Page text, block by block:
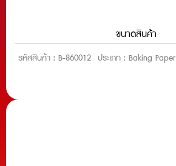
ขนาดสินค้า
รหัสสินค้า : B-860012 ประเภท : Baking Paper